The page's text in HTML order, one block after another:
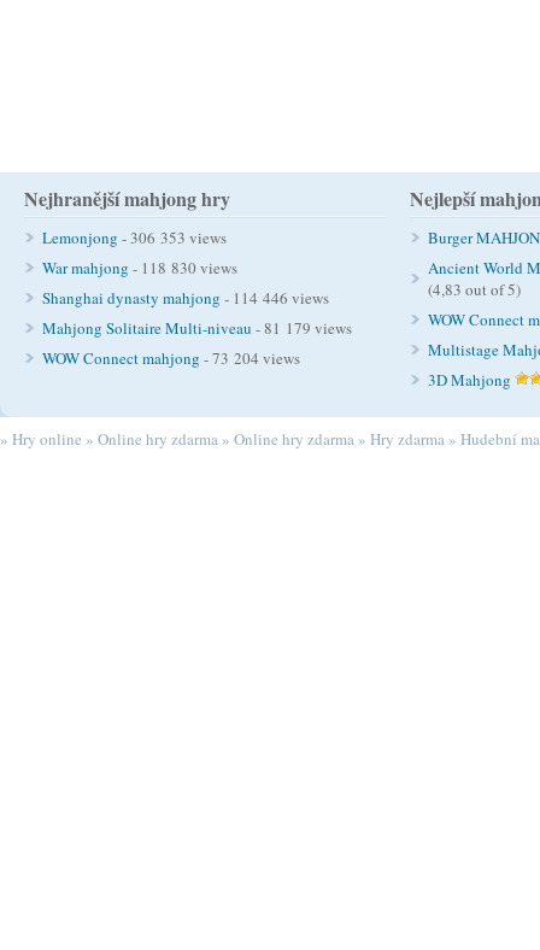
Nejhranější mahjong hry
Lemonjong - 306 353 views
War mahjong - 118 830 views
Shanghai dynasty mahjong - 114 446 views
Mahjong Solitaire Multi-niveau - 81 179 views
WOW Connect mahjong - 73 204 views
Nejlepší
Burger
Ancient World
(4,83 out of 5)
WOW Connect
Multistage
3D Mahjong
» Hry online » Online hry zdarma » Online hry zdarma » Hry zdarma » Hudební